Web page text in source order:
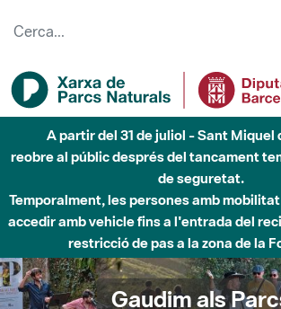
Fins al desembre de 2026 - Parc
Afectacions a la llera del Parc Fluvial
obres de construcció d'una passera
Gaudim als